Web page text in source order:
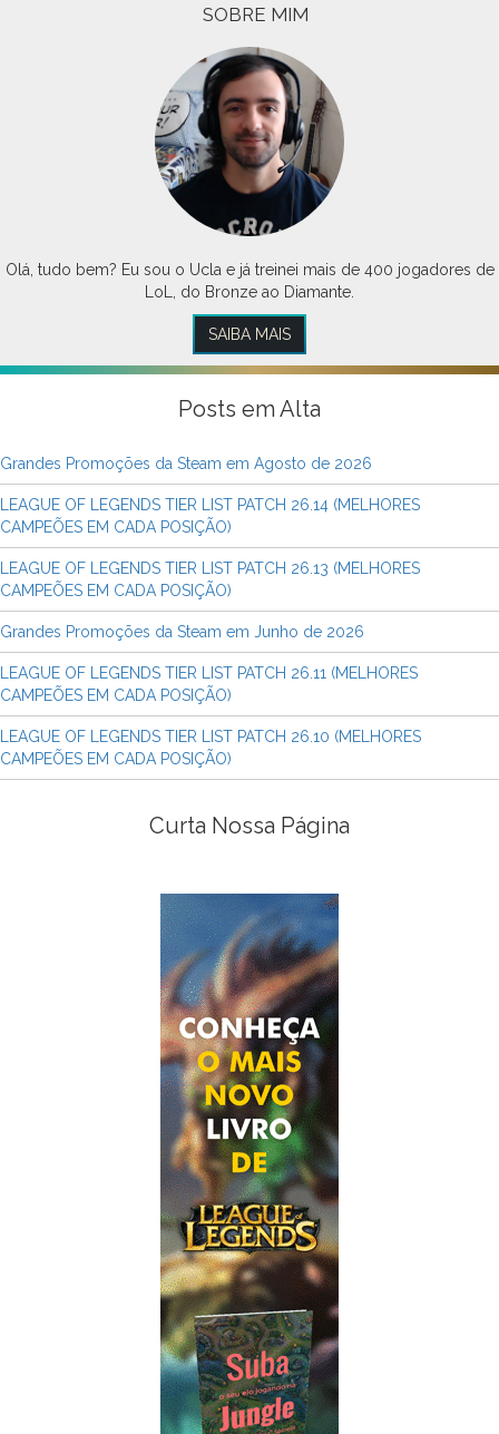
SOBRE MIM
Olá, tudo bem? Eu sou o Ucla e já treinei mais de 400 jogadores de
LoL, do Bronze ao Diamante.
SAIBA MAIS
Posts em Alta
Grandes Promoções da Steam em Agosto de 2026
LEAGUE OF LEGENDS TIER LIST PATCH 26.14 (MELHORES
CAMPEÕES EM CADA POSIÇÃO)
LEAGUE OF LEGENDS TIER LIST PATCH 26.13 (MELHORES
CAMPEÕES EM CADA POSIÇÃO)
Grandes Promoções da Steam em Junho de 2026
LEAGUE OF LEGENDS TIER LIST PATCH 26.11 (MELHORES
CAMPEÕES EM CADA POSIÇÃO)
LEAGUE OF LEGENDS TIER LIST PATCH 26.10 (MELHORES
CAMPEÕES EM CADA POSIÇÃO)
Curta Nossa Página